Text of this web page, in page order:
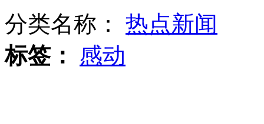
山西运城恶犬咬伤多人 警民合力深夜将其击毙
分类名称： 热点新闻
标签：
感动